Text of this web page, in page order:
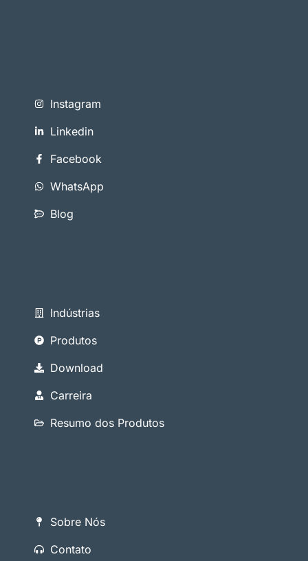
Instagram
Linkedin
Facebook
WhatsApp
Blog
Indústrias
Produtos
Download
Carreira
Resumo dos Produtos
Sobre Nós
Contato